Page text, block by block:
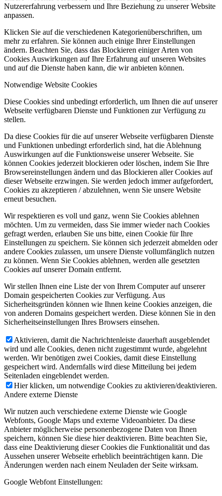
Nutzererfahrung verbessern und Ihre Beziehung zu unserer Website
anpassen.
Klicken Sie auf die verschiedenen Kategorienüberschriften, um
mehr zu erfahren. Sie können auch einige Ihrer Einstellungen
ändern. Beachten Sie, dass das Blockieren einiger Arten von
Cookies Auswirkungen auf Ihre Erfahrung auf unseren Websites
und auf die Dienste haben kann, die wir anbieten können.
Notwendige Website Cookies
Diese Cookies sind unbedingt erforderlich, um Ihnen die auf unserer
Webseite verfügbaren Dienste und Funktionen zur Verfügung zu
stellen.
Da diese Cookies für die auf unserer Webseite verfügbaren Dienste
und Funktionen unbedingt erforderlich sind, hat die Ablehnung
Auswirkungen auf die Funktionsweise unserer Webseite. Sie
können Cookies jederzeit blockieren oder löschen, indem Sie Ihre
Browsereinstellungen ändern und das Blockieren aller Cookies auf
dieser Webseite erzwingen. Sie werden jedoch immer aufgefordert,
Cookies zu akzeptieren / abzulehnen, wenn Sie unsere Website
erneut besuchen.
Wir respektieren es voll und ganz, wenn Sie Cookies ablehnen
möchten. Um zu vermeiden, dass Sie immer wieder nach Cookies
gefragt werden, erlauben Sie uns bitte, einen Cookie für Ihre
Einstellungen zu speichern. Sie können sich jederzeit abmelden oder
andere Cookies zulassen, um unsere Dienste vollumfänglich nutzen
zu können. Wenn Sie Cookies ablehnen, werden alle gesetzten
Cookies auf unserer Domain entfernt.
Wir stellen Ihnen eine Liste der von Ihrem Computer auf unserer
Domain gespeicherten Cookies zur Verfügung. Aus
Sicherheitsgründen können wie Ihnen keine Cookies anzeigen, die
von anderen Domains gespeichert werden. Diese können Sie in den
Sicherheitseinstellungen Ihres Browsers einsehen.
Aktivieren, damit die Nachrichtenleiste dauerhaft ausgeblendet
wird und alle Cookies, denen nicht zugestimmt wurde, abgelehnt
werden. Wir benötigen zwei Cookies, damit diese Einstellung
gespeichert wird. Andernfalls wird diese Mitteilung bei jedem
Seitenladen eingeblendet werden.
Hier klicken, um notwendige Cookies zu aktivieren/deaktivieren.
Andere externe Dienste
Wir nutzen auch verschiedene externe Dienste wie Google
Webfonts, Google Maps und externe Videoanbieter. Da diese
Anbieter möglicherweise personenbezogene Daten von Ihnen
speichern, können Sie diese hier deaktivieren. Bitte beachten Sie,
dass eine Deaktivierung dieser Cookies die Funktionalität und das
Aussehen unserer Webseite erheblich beeinträchtigen kann. Die
Änderungen werden nach einem Neuladen der Seite wirksam.
Google Webfont Einstellungen: